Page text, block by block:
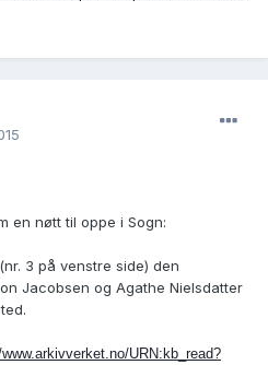
en nøtt til oppe i Sogn:
3 på venstre side) den
Jacobsen og Agathe Nielsdatter
URN:kb_read?